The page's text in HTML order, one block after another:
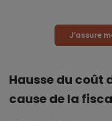
J’assure
Hausse du coût
cause de la